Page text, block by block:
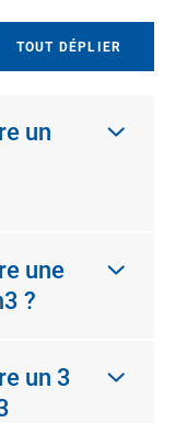
TOUT DÉPLIER
un
une
?
un 3